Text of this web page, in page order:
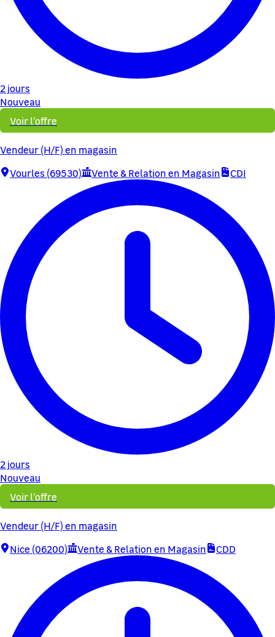
2 jours
Nouveau
Voir l'offre
Vendeur (H/F) en magasin
Vourles (69530)
Vente & Relation en Magasin CDI
2 jours
Nouveau
Voir l'offre
Vendeur (H/F) en magasin
Nice (06200)
Vente & Relation en Magasin CDD